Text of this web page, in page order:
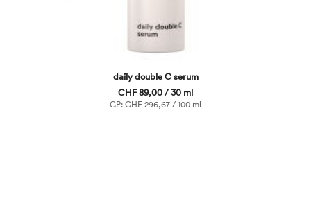
daily double C serum
CHF 89,00 / 30 ml
GP: CHF 296,67 / 100 ml